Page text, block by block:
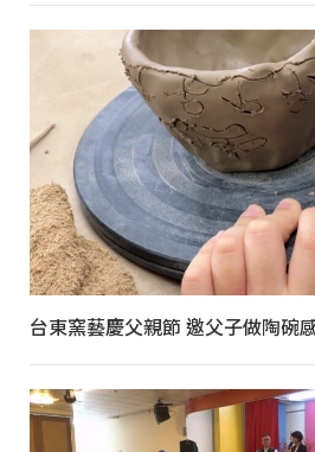
台東窯藝慶父親節 邀父子做陶碗